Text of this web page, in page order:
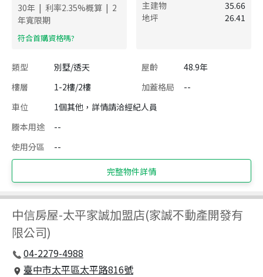
30年 | 利率2.35%概算 | 2
年寬限期
​符合首購資格嗎?
主建物
35.66
地坪
26.41
類型 別墅/透天 屋齡
48.9年
樓層
1-2樓/2樓 加蓋格局
--
車位
1個其他，詳情請洽經紀人員
謄本用途
--
使用分區
--
完整物件詳情
中信房屋-太平家誠加盟店(家誠不動產開發有
限公司)
04-2279-4988
臺中市太平區太平路816號